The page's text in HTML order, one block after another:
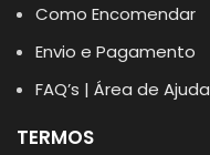
Como Encomendar
Envio e Pagamento
FAQ’s | Área de Ajuda
TERMOS